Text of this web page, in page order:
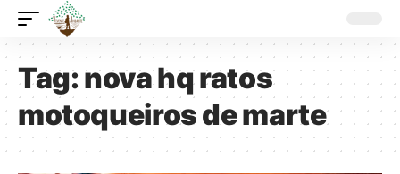
Tag:nova hq ratos
motoqueiros de marte